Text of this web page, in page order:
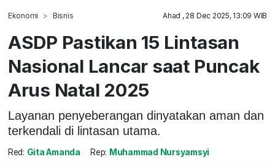
Ekonomi Bisnis Ahad , 28 Dec 2025, 13:09 WIB
ASDP Pastikan 15 Lintasan
Nasional Lancar saat Puncak
Arus Natal 2025
Layanan penyeberangan dinyatakan aman dan
terkendali di lintasan utama.
Red: Gita Amanda Rep: Muhammad Nursyamsyi